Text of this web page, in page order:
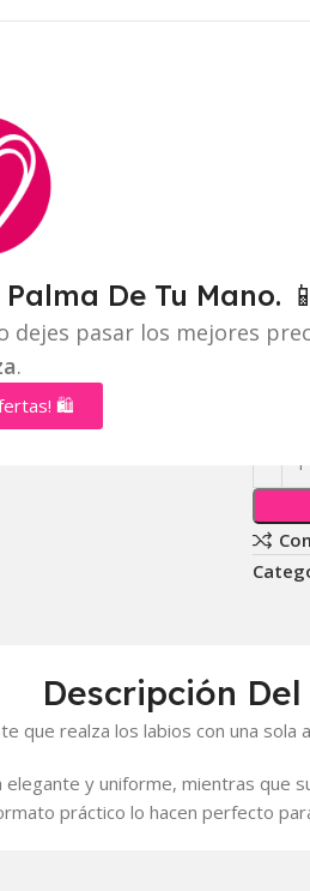
De Tu Mano. 📱
dejes pasar los mejores
.
🛍️
$
Descripción
que realza los labios con una sola
y uniforme, mientras
práctico lo hacen perfecto